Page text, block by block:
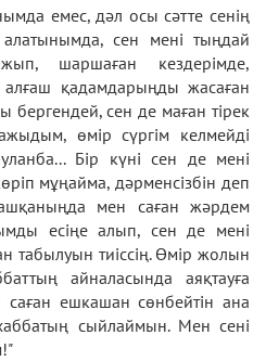
емес, дәл осы сәтте сенің
сен мені тыңдай
шаршаған кездерімде,
қадамдарыңды жасаған
бергендей, сен де маған тірек
өмір сүргім келмейді
Бір күні сен де мені
мұңайма, дәрменсізбін деп
мен саған жәрдем
есіңе алып, сен де мені
табылуын тиіссің. Өмір жолын
айналасында аяқтауға
ешкашан сөнбейтін ана
сыйлаймын. Мен сені